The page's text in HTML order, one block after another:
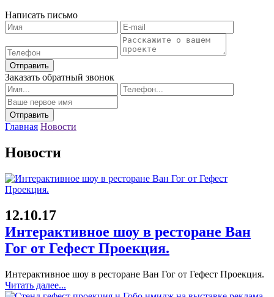
Написать письмо
Отправить
Заказать обратный звонок
Главная Новости
Новости
12.10.17
Интерактивное шоу в ресторане Ван
Гог от Гефест Проекция.
Интерактивное шоу в ресторане Ван Гог от Гефест Проекция.
Читать далее...